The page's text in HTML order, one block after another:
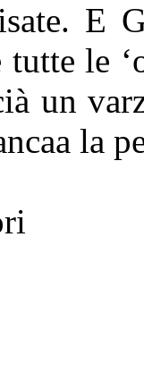
E
le
un
la